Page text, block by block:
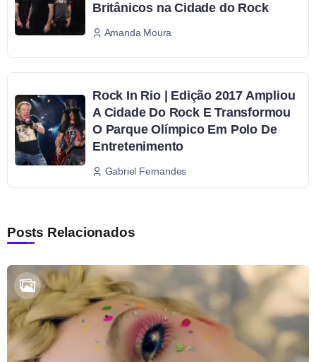
Britânicos na Cidade do Rock
Amanda Moura
Rock In Rio | Edição 2017 Ampliou
A Cidade Do Rock E Transformou
O Parque Olímpico Em Polo De
Entretenimento
Gabriel Fernandes
Posts Relacionados